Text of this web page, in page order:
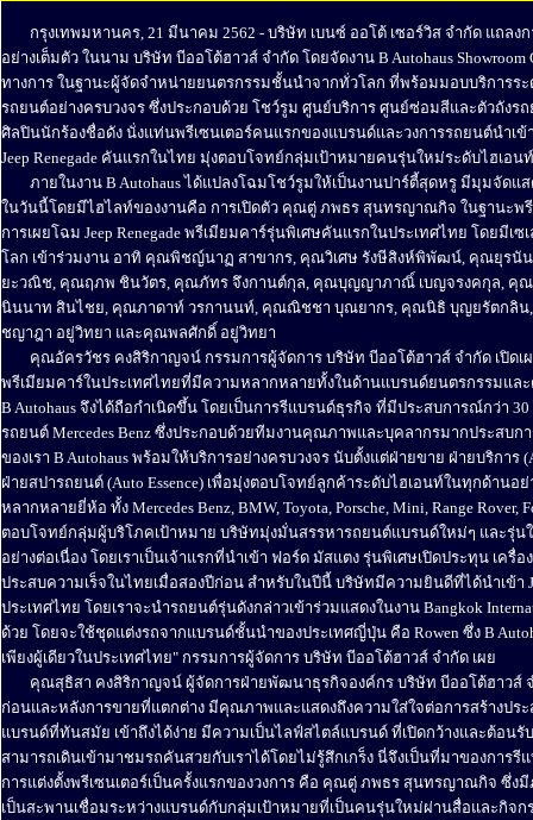
กรุงเทพมหานคร, 21 มีนาคม 2562 - บริษัท เบนซ์ ออโต้ เซอร์วิส จำกัด แถล
อย่างเต็มตัว ในนาม บริษัท บีออโต้ฮาวส์ จำกัด โดยจัดงาน B Autohaus Showroom
ทางการ ในฐานะผู้จัดจำหน่ายยนตรกรรมชั้นนำจากทั่วโลก ที่พร้อมมอบบริการร
รถยนต์อย่างครบวงจร ซึ่งประกอบด้วย โชว์รูม ศูนย์บริการ ศูนย์ซ่อมสีและตัวถั
ศิลปินนักร้องชื่อดัง นั่งแท่นพรีเซนเตอร์คนแรกของแบรนด์และวงการรถยนต์นำเ
Jeep Renegade คันแรกในไทย มุ่งตอบโจทย์กลุ่มเป้าหมายคนรุ่นใหม่ระดับไฮเอ
ภายในงาน B Autohaus ได้แปลงโฉมโชว์รูมให้เป็นงานปาร์ตี้สุดหรู มีมุมจัดแ
ในวันนี้โดยมีไฮไลท์ของงานคือ การเปิดตัว คุณตู่ ภพธร สุนทรญาณกิจ ในฐานะพ
การเผยโฉม Jeep Renegade พรีเมียมคาร์รุ่นพิเศษคันแรกในประเทศไทย โดยมี
โลก เข้าร่วมงาน อาทิ คุณพิชญ์นาฏ สาขากร, คุณวิเศษ รังษีสิงห์พิพัฒน์, คุณยุร
ยะวณิช, คุณฤภพ ชินวัตร, คุณภัทร จึงกานต์กุล, คุณบุญญาภาณิ์ เบญจรงคกุล,
นินนาท สินไชย, คุณภาดาท์ วรกานนท์, คุณณิชชา บุณยากร, คุณนิธิ บุญยรัตก
ชญาฎา อยู่วิทยา และคุณพลศักดิ์ อยู่วิทยา
คุณอัครวัชร คงสิริกาญจน์ กรรมการผู้จัดการ บริษัท บีออโต้ฮาวส์ จำกัด เปิดเ
พรีเมียมคาร์ในประเทศไทยที่มีความหลากหลายทั้งในด้านแบรนด์ยนตรกรรมแ
B Autohaus จึงได้ถือกำเนิดขึ้น โดยเป็นการรีแบรนด์ธุรกิจ ที่มีประสบการณ์กว่า
รถยนต์ Mercedes Benz ซึ่งประกอบด้วยทีมงานคุณภาพและบุคลากรมากประสบกา
ของเรา B Autohaus พร้อมให้บริการอย่างครบวงจร นับตั้งแต่ฝ่ายขาย ฝ่ายบริการ
ฝ่ายสปารถยนต์ (Auto Essence) เพื่อมุ่งตอบโจทย์ลูกค้าระดับไฮเอนท์ในทุกด้าน
หลากหลายยี่ห้อ ทั้ง Mercedes Benz, BMW, Toyota, Porsche, Mini, Range
ตอบโจทย์กลุ่มผู้บริโภคเป้าหมาย บริษัทมุ่งมั่นสรรหารถยนต์แบรนด์ใหม่ๆ และรุ่นใ
อย่างต่อเนื่อง โดยเราเป็นเจ้าแรกที่นำเข้า ฟอร์ด มัสแตง รุ่นพิเศษเปิดประทุน เค
ประสบความเร็จในไทยเมื่อสองปีก่อน สำหรับในปีนี้ บริษัทมีความยินดีที่ได้นำเข้า
ประเทศไทย โดยเราจะนำรถยนต์รุ่นดังกล่าวเข้าร่วมแสดงในงาน Bangkok
ด้วย โดยจะใช้ชุดแต่งรถจากแบรนด์ชั้นนำของประเทศญี่ปุ่น คือ Rowen ซึ่ง B
เพียงผู้เดียวในประเทศไทย" กรรมการผู้จัดการ บริษัท บีออโต้ฮาวส์ จำกัด เผย
คุณสุธิสา คงสิริกาญจน์ ผู้จัดการฝ่ายพัฒนาธุรกิจองค์กร บริษัท บีออโต้ฮาวส์ จ
ก่อนและหลังการขายที่แตกต่าง มีคุณภาพและแสดงถึงความใส่ใจต่อการสร้างปร
แบรนด์ที่ทันสมัย เข้าถึงได้ง่าย มีความเป็นไลฟ์สไตล์แบรนด์ ที่เปิดกว้างและต้อ
สามารถเดินเข้ามาชมรถคันสวยกับเราได้โดยไม่รู้สึกเกร็ง นี่จึงเป็นที่มาของการ
การแต่งตั้งพรีเซนเตอร์เป็นครั้งแรกของวงการ คือ คุณตู่ ภพธร สุนทรญาณกิจ ซึ่
เป็นสะพานเชื่อมระหว่างแบรนด์กับกลุ่มเป้าหมายที่เป็นคนรุ่นใหม่ผ่านสื่อและกิจก